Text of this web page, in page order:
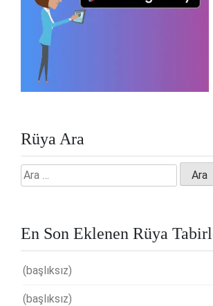
Rüya Ara
Arama:
En Son Eklenen Rüya
(başlıksız)
(başlıksız)